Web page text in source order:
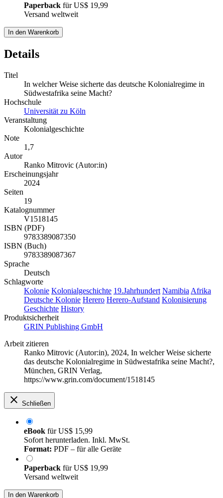
Paperback fürUS$ 19,99
Versand weltweit
In den Warenkorb
Details
Titel
In welcher Weise sicherte das deutsche Kolonialregime in
Südwestafrika seine Macht?
Hochschule
Universität zu Köln
Veranstaltung
Kolonialgeschichte
Note
1,7
Autor
Ranko Mitrovic (Autor:in)
Erscheinungsjahr
2024
Seiten
19
Katalognummer
V1518145
ISBN (PDF)
9783389087350
ISBN (Buch)
9783389087367
Sprache
Deutsch
Schlagworte
Kolonie Kolonialgeschichte 19.Jahrhundert Namibia Afrika
Deutsche Kolonie Herero Herero-Aufstand Kolonisierung
Geschichte History
Produktsicherheit
GRIN Publishing GmbH
Arbeit zitieren
Ranko Mitrovic (Autor:in), 2024, In welcher Weise sicherte
das deutsche Kolonialregime in Südwestafrika seine Macht?,
München, GRIN Verlag,
https://www.grin.com/document/1518145
Schließen
eBook fürUS$ 15,99
Sofort herunterladen. Inkl. MwSt.
Format: PDF – für alle Geräte
Paperback fürUS$ 19,99
Versand weltweit
In den Warenkorb